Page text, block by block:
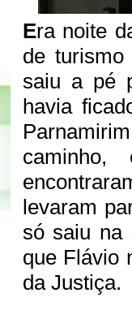
Era noite
de
saiu a pé
havia
levaram
só saiu na
que Flávio
da Justiça.